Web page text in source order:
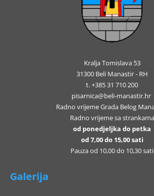
Kralja Tomislava 53
31300 Beli Manastir - RH
t. +385 31 710 200
pisarnica@beli-manastir.hr
Radno vrijeme Grada Belog
Radno vrijeme sa strankama
od ponedjeljka do petka
od 7,00 do 15,00 sati
Pauza od 10,00 do 10,30 sati
Galerija